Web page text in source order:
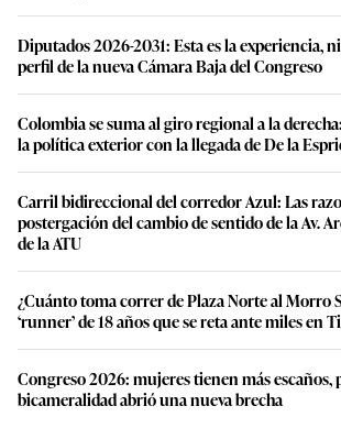
Diputados 2026-2031: Esta es la experiencia,
perfil de la nueva Cámara Baja del Congreso
Colombia se suma al giro regional a la
la política exterior con la llegada de De la
Carril bidireccional del corredor Azul: Las
postergación del cambio de sentido de la Av.
de la ATU
¿Cuánto toma correr de Plaza Norte al Morro
‘runner’ de 18 años que se reta ante miles en
Congreso 2026: mujeres tienen más escaños,
bicameralidad abrió una nueva brecha